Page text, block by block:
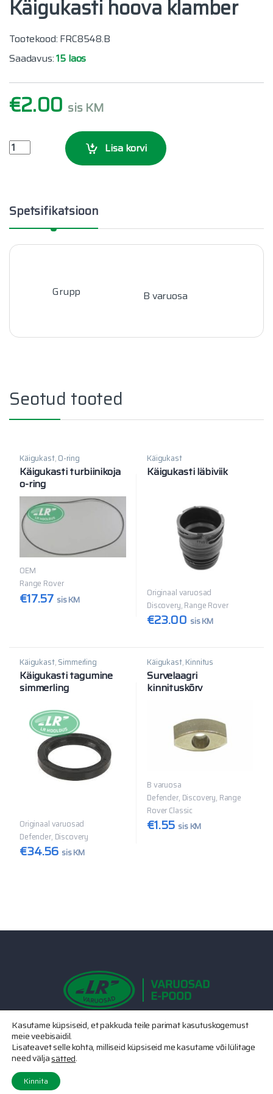
Käigukasti hoova klamber
Tootekood: FRC8548.B
Saadavus:15 laos
€2.00 sis KM
Käigukasti hoova klamber quantity
Lisa korvi
Spetsifikatsioon
Grupp B varuosa
Seotud tooted
Käigukast,O-ring
Käigukasti turbiinikoja
o-ring
OEM
Range Rover
€17.57 sis KM
Käigukast
Käigukasti läbiviik
Originaal varuosad
Discovery, Range Rover
€23.00 sis KM
Käigukast,Simmerling
Käigukasti tagumine
simmerling
Originaal varuosad
Defender, Discovery
€34.56 sis KM
Käigukast,Kinnitus
Survelaagri
kinnituskõrv
B varuosa
Defender, Discovery, Range
Rover Classic
€1.55 sis KM
(+372) 507 0436
Kasutame küpsiseid, et pakkuda teile parimat kasutuskogemust
meie veebisaidil.
Lisateavet selle kohta, milliseid küpsiseid me kasutame või lülitage
need väljasätted.
Kinnita